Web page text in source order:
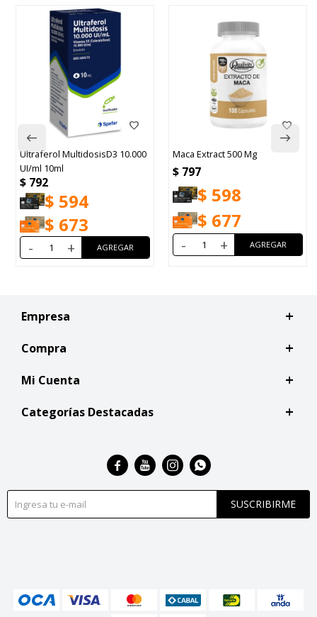
Ultraferol MultidosisD3 10.000
UI/ml 10ml
$ 792
$ 594
$ 673
- +
Maca Extract 500 Mg
$ 797
$ 598
$ 677
- +
Empresa
Compra
Mi Cuenta
Categorías Destacadas
SUSCRIBIRME
   